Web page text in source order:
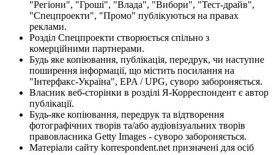
"Регіони", "Гроші", "Влада", "Вибори", "Тест-драйв",
"Спецпроекти", "Промо" публікуються на правах
реклами.
Розділ Спецпроекти створюється спільно з
комерційними партнерами.
Будь яке копіювання, публікація, передрук, чи наступне
поширення інформації, що містить посилання на
"Інтерфакс-Україна", EPA / UPG, суворо забороняється.
Власник веб-сторінки в розділі Я-Корреспондент є автор
публікації.
Будь-яке копіювання, передрук та відтворення
фотографічних творів та/або аудіовізуальних творів
правовласника Getty Images - суворо забороняється.
Матеріали сайту korrespondent.net призначені для осіб